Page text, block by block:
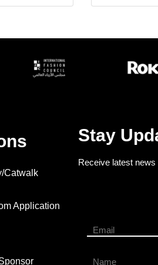
Catwalk
Application
Stay
Receive latest news